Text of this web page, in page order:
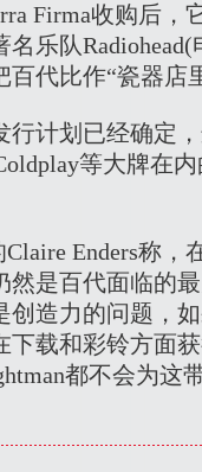
Firma收购后，
乐队
百代比作“瓷器店
计划已经确定，
等大牌在
Enders称，
是百代面临的
创造力的问题，
下载和彩铃方面
都不会为这